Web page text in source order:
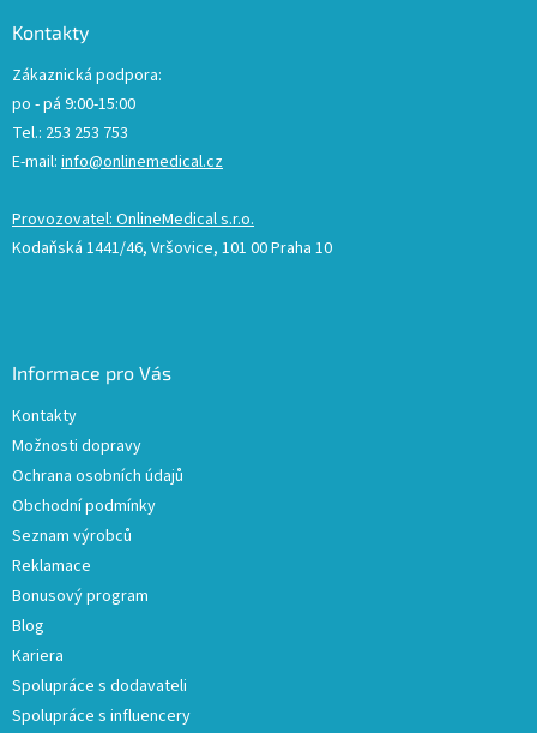
Kontakty
Zákaznická podpora:
po - pá 9:00-15:00
Tel.: 253 253 753
E-mail: info@onlinemedical.cz
Provozovatel: OnlineMedical s.r.o.
Kodaňská 1441/46, Vršovice, 101 00 Praha 10
Informace pro Vás
Kontakty
Možnosti dopravy
Ochrana osobních údajů
Obchodní podmínky
Seznam výrobců
Reklamace
Bonusový program
Blog
Kariera
Spolupráce s dodavateli
Spolupráce s influencery